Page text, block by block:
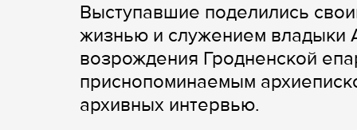
Выступавшие поделились
жизнью и служением владыки
возрождения Гродненской
приснопоминаемым
архивных интервью.